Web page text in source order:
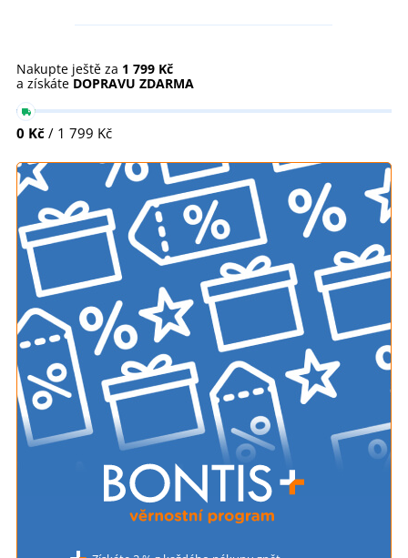
Nakupte ještě za 1 799 Kč
a získáte DOPRAVU ZDARMA
0 Kč / 1 799 Kč